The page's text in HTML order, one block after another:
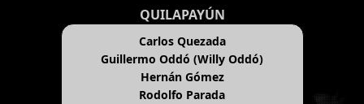
QUILAPAYÚN
Carlos Quezada
Guillermo Oddó (Willy Oddó)
Hernán Gómez
Rodolfo Parada